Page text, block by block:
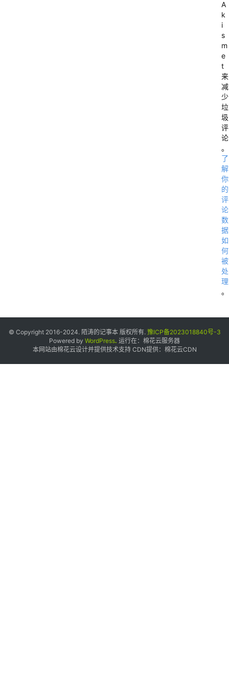
A
k
i
s
m
e
t
来
减
少
垃
圾
评
论
。
了
解
你
的
评
论
数
据
如
何
被
处
理
。
© Copyright 2016-2024. 陌涛的记事本 版权所有. 豫ICP备2023018840号-3
Powered by WordPress. 运行在： 棉花云服务器
本网站由棉花云设计并提供技术支持 CDN提供： 棉花云CDN